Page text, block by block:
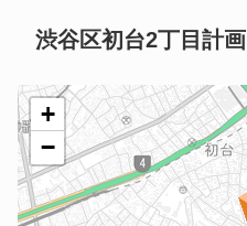
渋谷区初台2丁目計画
+
−